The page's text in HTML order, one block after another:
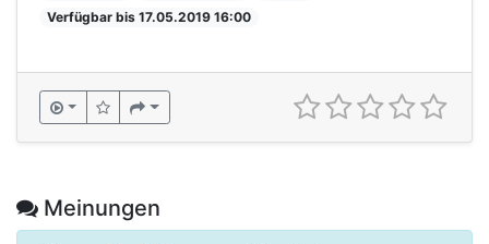
Verfügbar bis 17.05.2019 16:00
Meinungen